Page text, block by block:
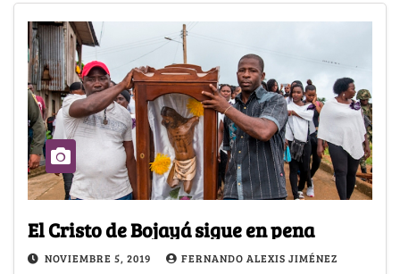
El Cristo de Bojayá sigue en pena
NOVIEMBRE 5, 2019 FERNANDO ALEXIS JIMÉNEZ